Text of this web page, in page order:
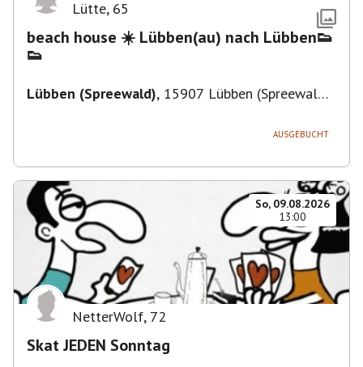
Lütte, 65
beach house ☀️ Lübben(au) nach Lübben👟
👟
Lübben (Spreewald), 15907 Lübben (Spreewald),
AUSGEBUCHT
So, 09.08.2026
13:00
NetterWolf, 72
Skat JEDEN Sonntag